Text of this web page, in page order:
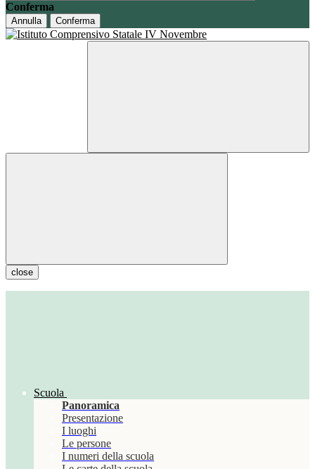
Conferma
Annulla Conferma
close
Scuola
Panoramica
Presentazione
I luoghi
Le persone
I numeri della scuola